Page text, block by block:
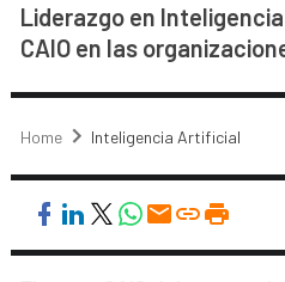
Liderazgo en
CAIO en las
Home Inteligencia Artificial